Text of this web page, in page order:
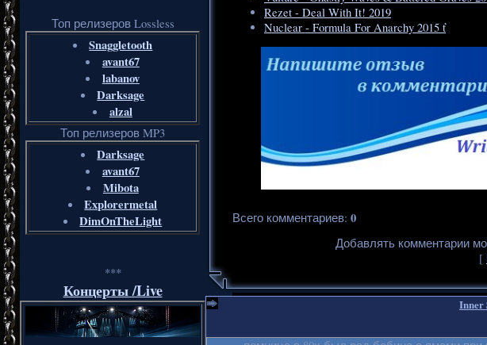
Топ релизеров Lossless
Snaggletooth
avant67
labanov
Darksage
alzal
Топ релизеров MP3
Darksage
avant67
Mibota
Explorermetal
DimOnTheLight
***
Концерты /Live
Rezet - Deal With It! 2019
Nuclear - Formula For Anarchy 2015 ť
Всего комментариев: 0
Добавлять комментарии
[
Inner